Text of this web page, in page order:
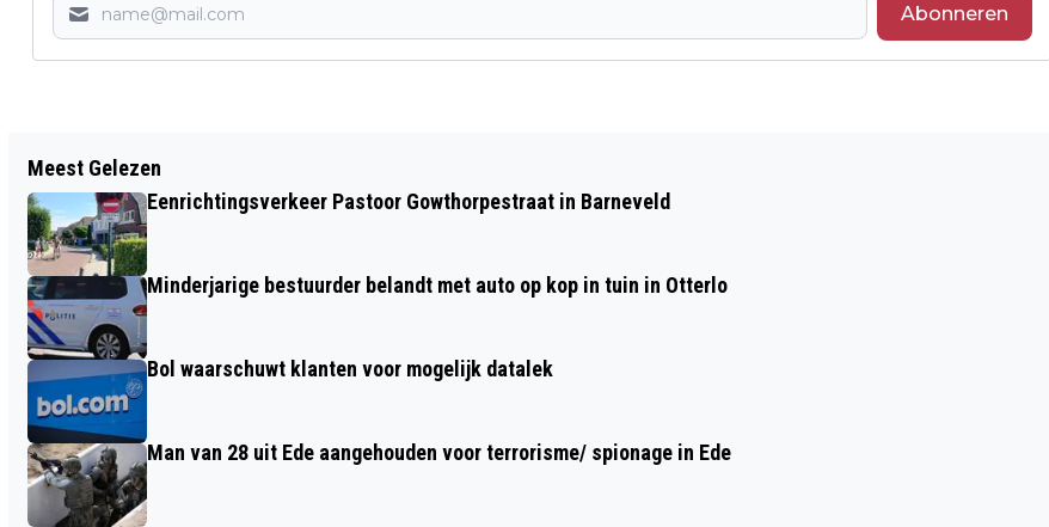
Abonneren
SGP, CDA, CHRISTENUNIE EN BBB
PRESENTEREN COALITIEAKKOORD 2026-
2030
APRIL GEHALVEERD
Meest Gelezen
Eenrichtingsverkeer Pastoor Gowthorpestraat in Barneveld
Minderjarige bestuurder belandt met auto op kop in tuin in Otterlo
Bol waarschuwt klanten voor mogelijk datalek
Man van 28 uit Ede aangehouden voor terrorisme/ spionage in Ede